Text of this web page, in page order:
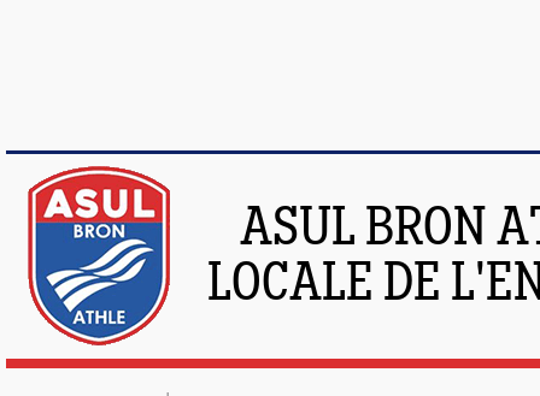
ASUL BRON
LOCALE DE